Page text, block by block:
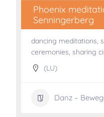
Phoenix
Senningerberg
dancing meditations,
ceremonies, sharing
(LU)
Danz –